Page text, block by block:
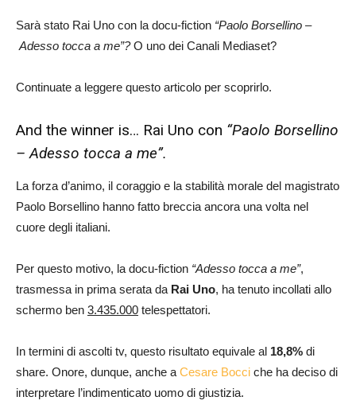
Sarà stato Rai Uno con la docu-fiction “Paolo Borsellino –
Adesso tocca a me”?O uno dei Canali Mediaset?
Continuate a leggere questo articolo per scoprirlo.
And the winner is… Rai Uno con “Paolo Borsellino
– Adesso tocca a me”.
La forza d’animo, il coraggio e la stabilità morale del magistrato
Paolo Borsellino hanno fatto breccia ancora una volta nel
cuore degli italiani.
Per questo motivo, la docu-fiction “Adesso tocca a me”,
trasmessa in prima serata da Rai Uno, ha tenuto incollati allo
schermo ben 3.435.000 telespettatori.
In termini di ascolti tv, questo risultato equivale al 18,8% di
share. Onore, dunque, anche a Cesare Bocci che ha deciso di
interpretare l’indimenticato uomo di giustizia.